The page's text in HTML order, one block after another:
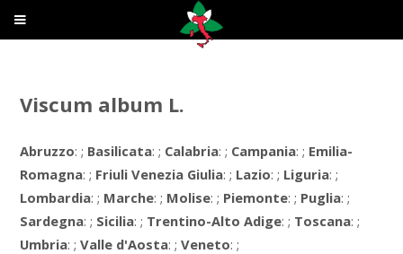
Viscum album L.
Abruzzo: ; Basilicata: ; Calabria: ; Campania: ; Emilia-
Romagna: ; Friuli Venezia Giulia: ; Lazio: ; Liguria: ;
Lombardia: ; Marche: ; Molise: ; Piemonte: ; Puglia: ;
Sardegna: ; Sicilia: ; Trentino-Alto Adige: ; Toscana: ;
Umbria: ;Valle d'Aosta: ;Veneto: ;